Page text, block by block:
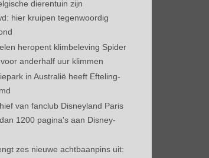
dierentuin zijn
hier kruipen tegenwoordig
heropent klimbeleving Spider
anderhalf uur klimmen
in Australië heeft Efteling-
van fanclub Disneyland Paris
1200 pagina's aan Disney-
zes nieuwe achtbaanpins uit: